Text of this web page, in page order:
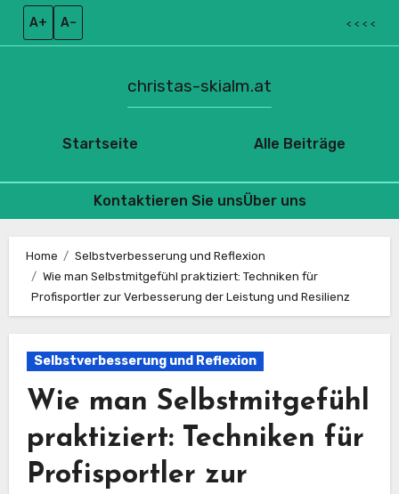
A+ A– < < < <
Startseite
christas-skialm.at
Alle Beiträge
Kontaktieren Sie unsÜber uns
content
Home
Selbstverbesserung und Reflexion
Wie man Selbstmitgefühl praktiziert: Techniken für
Profisportler zur Verbesserung der Leistung und Resilienz
Selbstverbesserung und Reflexion
Wie man Selbstmitgefühl
praktiziert: Techniken für
Profisportler zur